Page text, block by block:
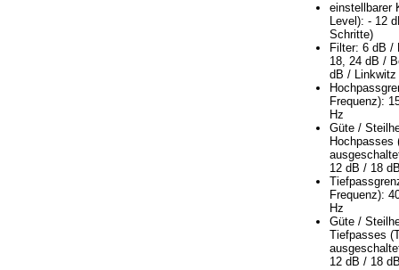
einstellbarer
Level): - 12
Schritte)
Filter: 6 dB /
18, 24 dB /
dB /
Frequenz):
Hz
Güte /
Hochpasses
12 dB / 18
Frequenz):
Hz
Güte /
Tiefpasses
12 dB / 18